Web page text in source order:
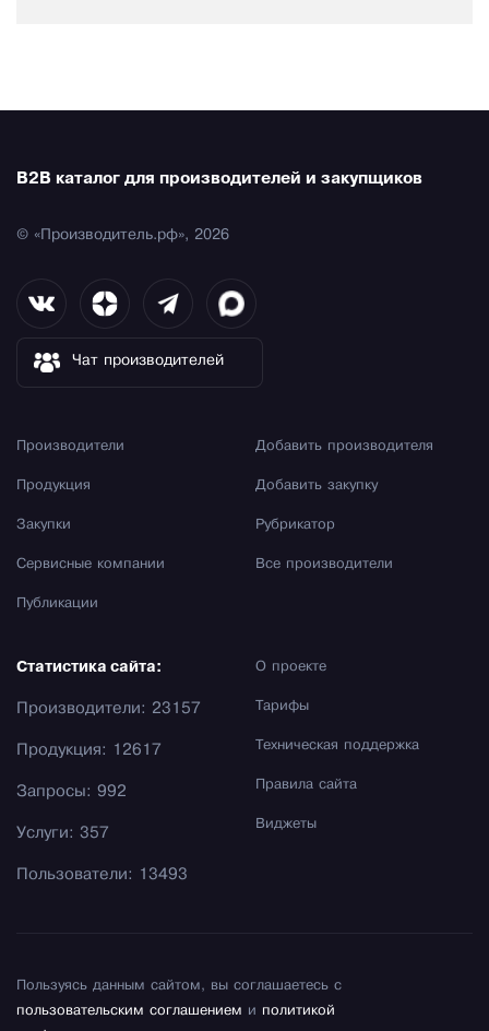
B2B каталог для производителей и закупщиков
© «Производитель.рф», 2026
Чат производителей
Производители
Продукция
Закупки
Сервисные компании
Публикации
Добавить производителя
Добавить закупку
Рубрикатор
Все производители
О проекте
Тарифы
Техническая поддержка
Правила сайта
Виджеты
Статистика сайта:
Производители: 23157
Продукция: 12617
Запросы: 992
Услуги: 357
Пользователи: 13493
Пользуясь данным сайтом, вы соглашаетесь с
пользовательским соглашением и политикой